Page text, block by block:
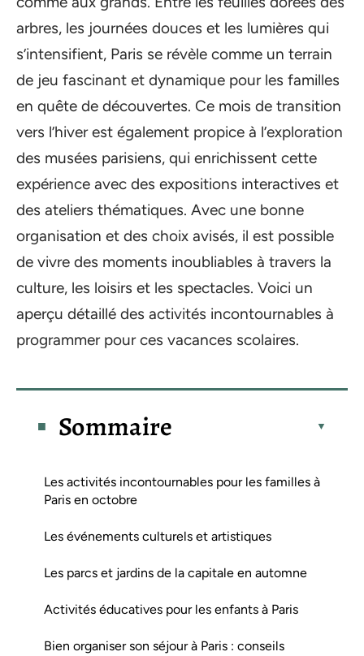
arbres, les journées douces et les lumières qui
s’intensifient, Paris se révèle comme un terrain
de jeu fascinant et dynamique pour les familles
en quête de découvertes. Ce mois de transition
vers l’hiver est également propice à l’exploration
des musées parisiens, qui enrichissent cette
expérience avec des expositions interactives et
des ateliers thématiques. Avec une bonne
organisation et des choix avisés, il est possible
de vivre des moments inoubliables à travers la
culture, les loisirs et les spectacles. Voici un
aperçu détaillé des activités incontournables à
programmer pour ces vacances scolaires.
Sommaire
Les activités incontournables pour les familles à
Paris en octobre
Les événements culturels et artistiques
Les parcs et jardins de la capitale en automne
Activités éducatives pour les enfants à Paris
Bien organiser son séjour à Paris : conseils